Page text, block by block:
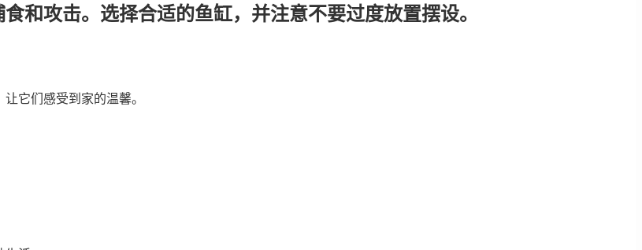
和攻击。选择合适的鱼缸，并注意不要过度放置摆设。
它们感受到家的温馨。